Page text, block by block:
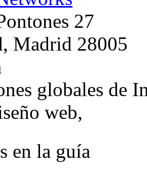
27
Madrid 28005
globales de
web,
en la guía